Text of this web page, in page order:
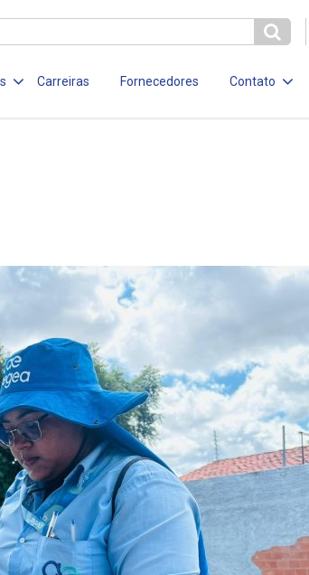
Carreiras Fornecedores Contato